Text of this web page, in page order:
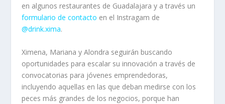
en algunos restaurantes de Guadalajara y a través un
formulario de contacto en el Instragam de
@drink.xima.
Ximena, Mariana y Alondra seguirán buscando
oportunidades para escalar su innovación a través de
convocatorias para jóvenes emprendedoras,
incluyendo aquellas en las que deban medirse con los
peces más grandes de los negocios, porque han